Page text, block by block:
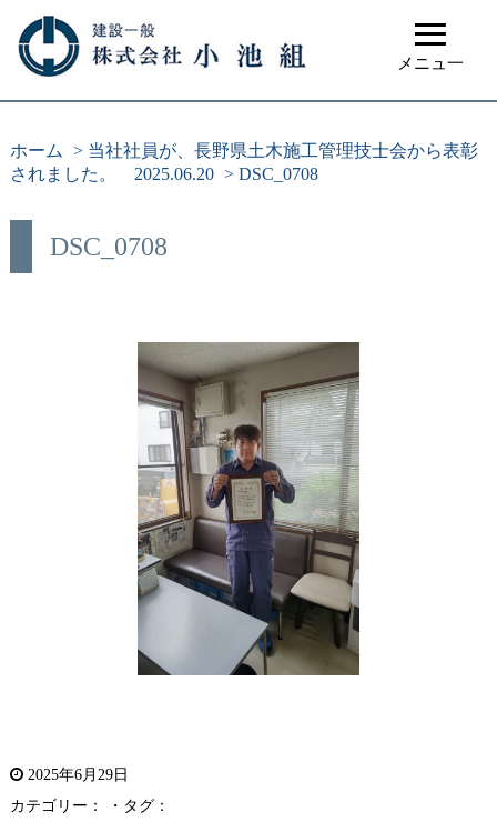
≡
メニュ一
ホーム > 当社社員が、長野県土木施工管理技士会から表彰
されました。 2025.06.20 > DSC_0708
DSC_0708
2025年6月29日
カテゴリー： ・タグ：